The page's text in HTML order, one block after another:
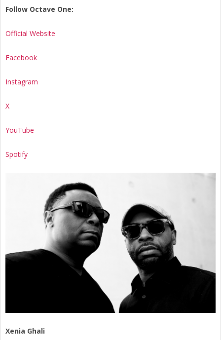
Follow Octave One:
Official Website
Facebook
Instagram
X
YouTube
Spotify
Xenia Ghali